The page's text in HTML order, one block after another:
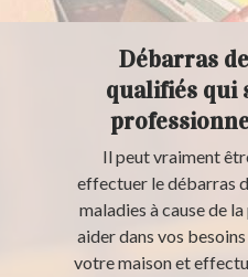
Débarras
qualifiés qui
Il peut vraiment
effectuer le débarras
maladies à cause de
aider dans vos
votre maison et